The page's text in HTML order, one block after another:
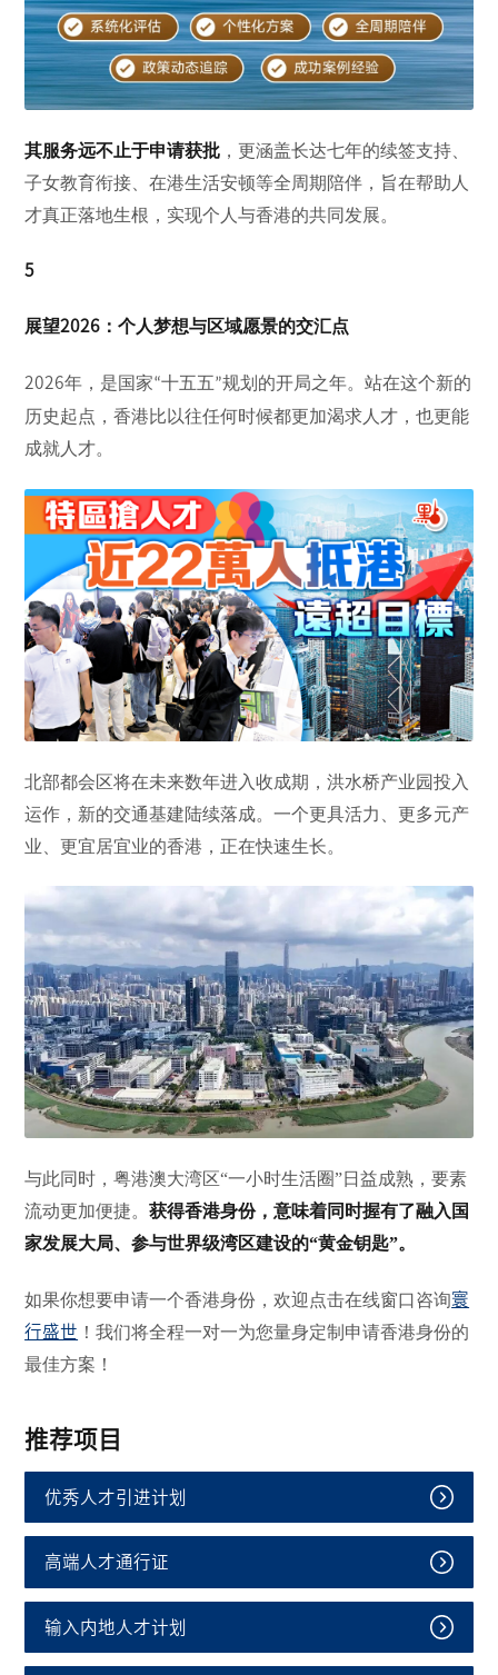
其服务远不止于申请获批 ，更涵盖长达七年的续签支持、
子女教育衔接、在港生活安顿等全周期陪伴，旨在帮助人
才真正落地生根，实现个人与香港的共同发展。
5
展望2026 ：个人梦想与区域愿景的交汇点
2026年，是国家“十五五”规划的开局之年。站在这个新的
历史起点，香港比以往任何时候都更加渴求人才，也更能
成就人才。
北部都会区将在未来数年进入收成期，洪水桥产业园投入
运作，新的交通基建陆续落成。一个更具活力、更多元产
业、更宜居宜业的香港，正在快速生长。
与此同时，粤港澳大湾区“一小时生活圈”日益成熟，要素
流动更加便捷。获得香港身份，意味着同时握有了融入国
家发展大局、参与世界级湾区建设的“黄金钥匙”。
如果你想要申请一个香港身份，欢迎点击在线窗口咨询寰
行盛世 ！我们将全程一对一为您量身定制申请香港身份的
最佳方案！
推荐项目
优秀人才引进计划
高端人才通行证
输入内地人才计划